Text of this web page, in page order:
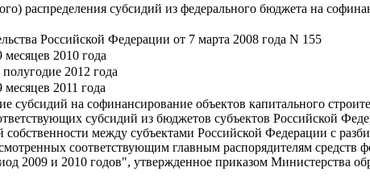
распределения субсидий из федерального бюджета на
Российской Федерации от 7 марта 2008 года N 155
2010 года
2012 года
2011 года
субсидий на софинансирование объектов капитального
субсидий из бюджетов субъектов Российской
между субъектами Российской Федерации с
соответствующим главным распорядителям средств
2009 и 2010 годов", утвержденное приказом Министерства